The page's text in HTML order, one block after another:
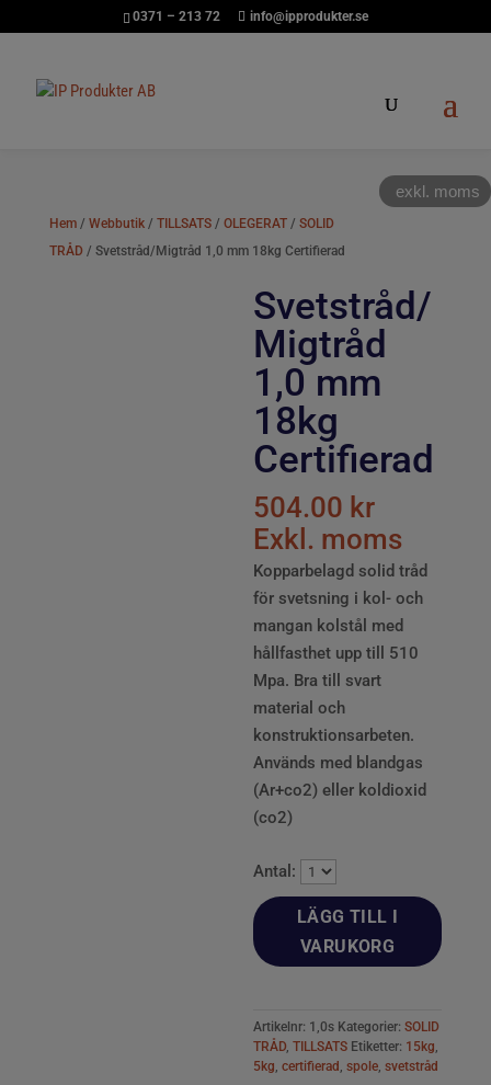
exkl. moms
0371 – 213 72 info@ipprodukter.se
Hem/ Webbutik/ TILLSATS/ OLEGERAT/ SOLID
TRÅD / Svetstråd/Migtråd 1,0 mm 18kg Certifierad
Svetstråd/
Migtråd
1,0 mm
18kg
Certifierad
504.00 kr
Exkl. moms
Kopparbelagd solid tråd
för svetsning i kol- och
mangan kolstål med
hållfasthet upp till 510
Mpa. Bra till svart
material och
konstruktionsarbeten.
Används med blandgas
(Ar+co2) eller koldioxid
(co2)
Antal:
LÄGG TILL I
VARUKORG
Artikelnr: 1,0s Kategorier:SOLID
TRÅD ,TILLSATS Etiketter: 15kg
5kg ,certifierad ,spole ,svetstråd